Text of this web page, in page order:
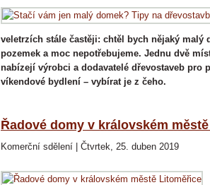
veletrzích stále častěji: chtěl bych nějaký malý
pozemek a moc nepotřebujeme. Jednu dvě
nabízejí výrobci a dodavatelé dřevostaveb pro
víkendové bydlení – vybírat je z čeho.
Řadové domy v královském
Komerční sdělení Čtvrtek, 25. duben 2019